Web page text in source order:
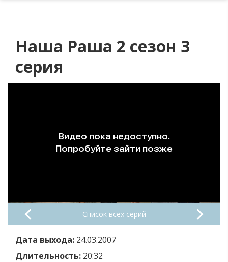
Наша Раша 2 сезон 3
серия
Список всех серий
Дата выхода: 24.03.2007
Длительность: 20:32